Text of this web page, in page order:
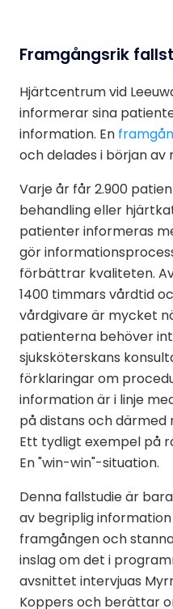
Framgångsrik
Hjärtcentrum vid
informerar sina
information. En
och delades i början av
Varje år får 2.900
behandling eller
patienter informeras
gör
förbättrar kvaliteten.
1400 timmars vårdtid
vårdgivare är mycket
patienterna behöver
sjuksköterskans
förklaringar om
information är i linje
på distans och därmed
Ett tydligt exempel på
En "win-win"-situation.
Denna fallstudie är
av begriplig information
framgången och
inslag om det i
avsnittet intervjuas
Koppers och berättar